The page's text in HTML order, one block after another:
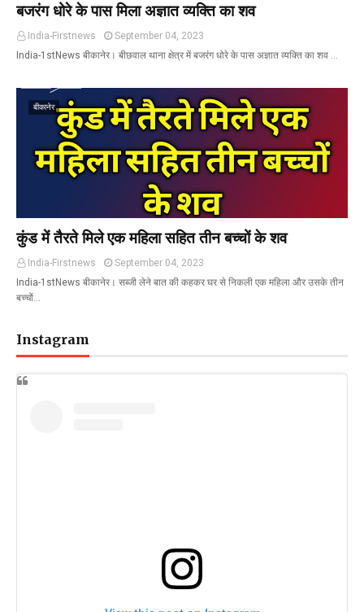
बजरंग धोरे के पास मिला अज्ञात व्यक्ति का शव
India-Firstnews
September 04, 2023
India-1stNews बीकानेर। बीछवाल थाना क्षेत्र में बजरंग धोरे के पास अज्ञात व्यक्ति का शव …
बीकानेर
कुंड में तैरते मिले एक महिला सहित तीन बच्चों के शव
India-Firstnews
September 04, 2023
India-1stNews बीकानेर। सब्जी लेने बात की कहकर घर से निकली एक महिला और उसके तीन
बच्चों…
Instagram